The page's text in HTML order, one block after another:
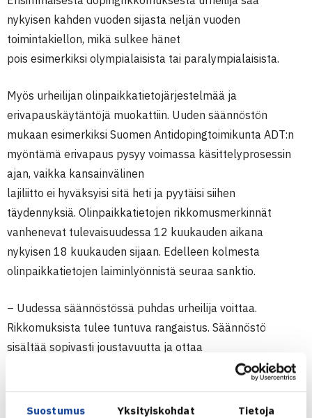
Suostumus Yksityiskohdat Tietoja
nykyisen kahden vuoden sijasta neljän vuoden
toimintakiellon, mikä sulkee hänet
pois esimerkiksi olympialaisista tai paralympialaisista.
Myös urheilijan olinpaikkatietojärjestelmää ja
erivapauskäytäntöjä muokattiin. Uuden säännöstön
mukaan esimerkiksi Suomen Antidopingtoimikunta ADT:n
myöntämä erivapaus pysyy voimassa käsittelyprosessin
ajan, vaikka kansainvälinen
lajiliitto ei hyväksyisi sitä heti ja pyytäisi siihen
täydennyksiä. Olinpaikkatietojen rikkomusmerkinnät
vanhenevat tulevaisuudessa 12 kuukauden aikana
nykyisen 18 kuukauden sijaan. Edelleen kolmesta
olinpaikkatietojen laiminlyönnistä seuraa sanktio.
– Uudessa säännöstössä puhdas urheilija voittaa.
Rikkomuksista tulee tuntuva rangaistus. Säännöstö
sisältää sopivasti joustavuutta ja ottaa
huomioon rikkomuksen tahallisuuden ja vakavuuden.
lievempi, ADT:n pääsihteeriPirjo Ruutu